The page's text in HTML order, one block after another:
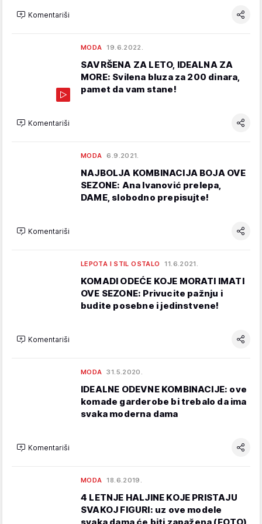
Komentariši
MODA 19.6.2022.
SAVRŠENA ZA LETO, IDEALNA ZA
MORE: Svilena bluza za 200 dinara,
pamet da vam stane!
Komentariši
MODA 6.9.2021.
NAJBOLJA KOMBINACIJA BOJA OVE
SEZONE: Ana Ivanović prelepa,
DAME, slobodno prepisujte!
Komentariši
LEPOTA I STIL OSTALO 11.6.2021.
KOMADI ODEĆE KOJE MORATI IMATI
OVE SEZONE: Privucite pažnju i
budite posebne i jedinstvene!
Komentariši
MODA 31.5.2020.
IDEALNE ODEVNE KOMBINACIJE: ove
komade garderobe bi trebalo da ima
svaka moderna dama
Komentariši
MODA 18.6.2019.
4 LETNJE HALJINE KOJE PRISTAJU
SVAKOJ FIGURI: uz ove modele